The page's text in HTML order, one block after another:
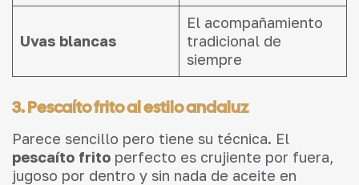
Uvas blancas
El acompañamiento
tradicional de
siempre
3. Pescaíto frito al estilo andaluz
Parece sencillo pero tiene su técnica. El
pescaíto frito perfecto es crujiente por fuera,
jugoso por dentro y sin nada de aceite en